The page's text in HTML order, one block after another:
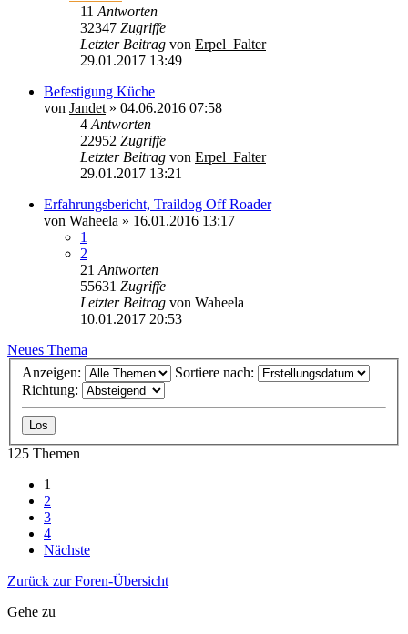
11 Antworten
32347 Zugriffe
Letzter Beitrag von Erpel_Falter
29.01.2017 13:49
Befestigung Küche
von Jandet » 04.06.2016 07:58
4 Antworten
22952 Zugriffe
Letzter Beitrag von Erpel_Falter
29.01.2017 13:21
Erfahrungsbericht, Traildog Off Roader
von Waheela » 16.01.2016 13:17
1
2
21 Antworten
55631 Zugriffe
Letzter Beitrag von Waheela
10.01.2017 20:53
Neues Thema
Anzeigen:
Sortiere nach:
Richtung:
125 Themen
1
2
3
4
Nächste
Zurück zur Foren-Übersicht
Gehe zu